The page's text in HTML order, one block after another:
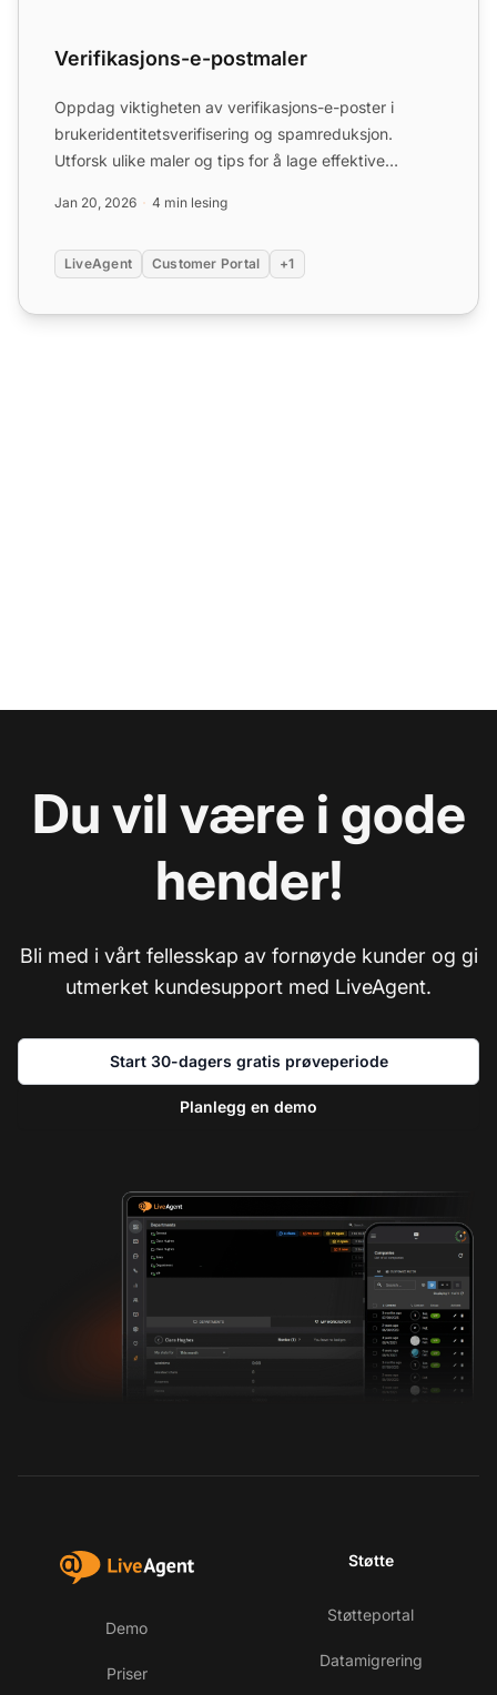
Verifikasjons-e-postmaler
Oppdag viktigheten av verifikasjons-e-poster i
brukeridentitetsverifisering og spamreduksjon.
Utforsk ulike maler og tips for å lage effektive
Jan 20, 2026 4 min lesing
LiveAgent Customer Portal +1
Du vil være i gode
hender!
Bli med i vårt fellesskap av fornøyde kunder og gi
utmerket kundesupport med LiveAgent.
Start 30-dagers gratis prøveperiode
Planlegg en demo
Demo
Priser
Støtte
Støtteportal
Datamigrering